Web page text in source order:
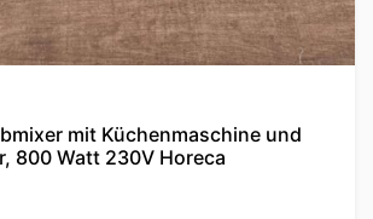
mit Küchenmaschine und
800 Watt 230V Horeca